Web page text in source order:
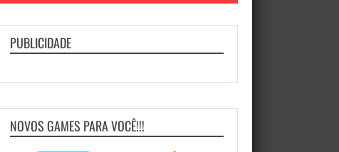
PUBLICIDADE
NOVOS GAMES PARA VOCÊ!!!